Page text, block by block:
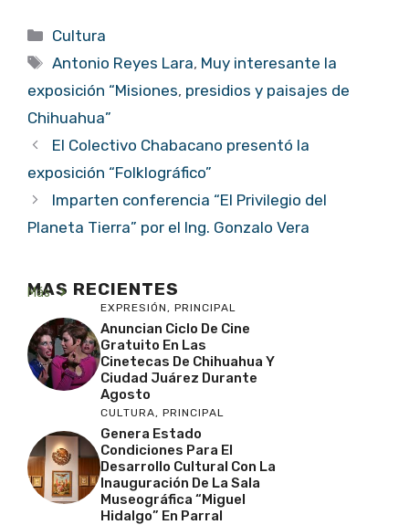
Categorías
Cultura
Etiquetas
Antonio Reyes Lara, Muy interesante la
exposición “Misiones, presidios y paisajes de
Chihuahua”
El Colectivo Chabacano presentó la
exposición “Folklográfico”
Imparten conferencia “El Privilegio del
Planeta Tierra” por el Ing. Gonzalo Vera
MAS RECIENTES
Más
EXPRESIÓN, PRINCIPAL
Anuncian Ciclo De Cine
Gratuito En Las
Cinetecas De Chihuahua Y
Ciudad Juárez Durante
Agosto
CULTURA, PRINCIPAL
Genera Estado
Condiciones Para El
Desarrollo Cultural Con La
Inauguración De La Sala
Museográfica “Miguel
Hidalgo” En Parral